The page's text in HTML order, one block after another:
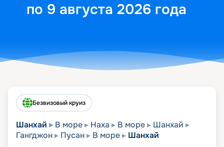
по 9 августа 2026 года
Безвизовый круиз
Шанхай В море Наха В море
Шанхай
Гангджон
Пусан В море Шанхай